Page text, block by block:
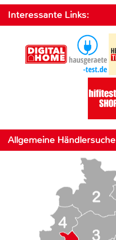
Interessante Links:
Allgemeine Händlersuche